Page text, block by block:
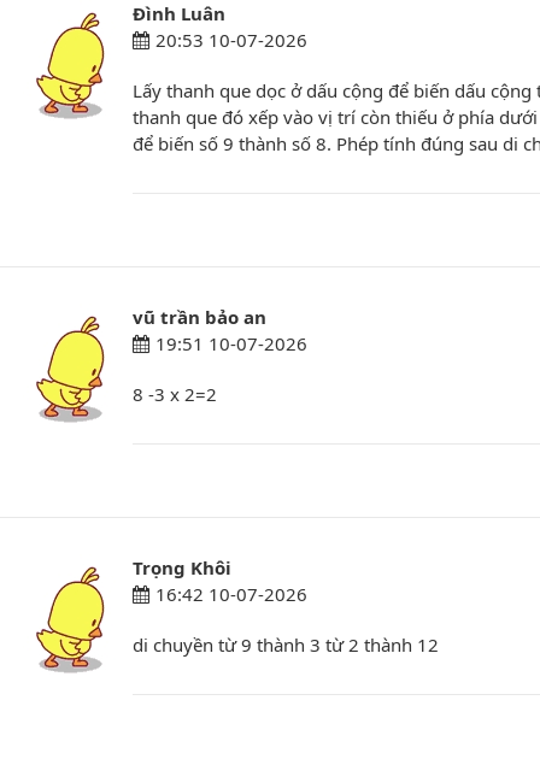
Đình Luân
20:53 10-07-2026
Lấy thanh que dọc ở dấu cộng để biến dấu
thanh que đó xếp vào vị trí còn thiếu ở phía
để biến số 9 thành số 8. Phép tính đúng sau di
vũ trần bảo an
19:51 10-07-2026
8 -3 x 2=2
Trọng Khôi
16:42 10-07-2026
di chuyền từ 9 thành 3 từ 2 thành 12